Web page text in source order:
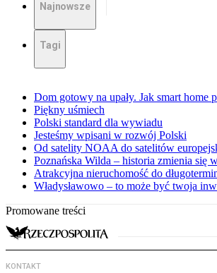
Najnowsze
Tagi
Dom gotowy na upały. Jak smart home
Piękny uśmiech
Polski standard dla wywiadu
Jesteśmy wpisani w rozwój Polski
Od satelity NOAA do satelitów
Poznańska Wilda – historia zmienia się
Atrakcyjna nieruchomość do
Władysławowo – to może być twoja
Promowane treści
KONTAKT